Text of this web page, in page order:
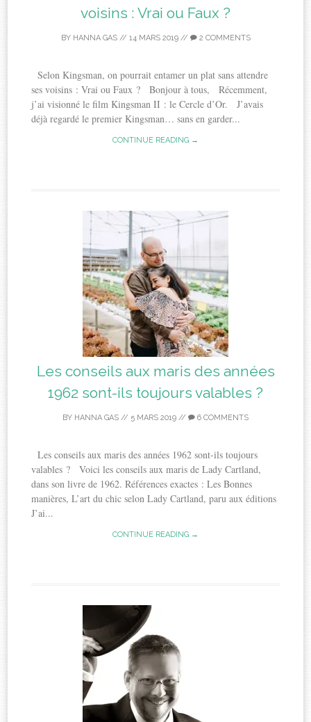
voisins : Vrai ou Faux ?
BY HANNA GAS// 14 MARS 2019// 2 COMMENTS
Selon Kingsman, on pourrait entamer un plat sans attendre
ses voisins : Vrai ou Faux ? Bonjour à tous, Récemment,
j’ai visionné le film Kingsman II : le Cercle d’Or. J’avais
déjà regardé le premier Kingsman… sans en garder...
CONTINUE READING →
Les conseils aux maris des années
1962 sont-ils toujours valables ?
BY HANNA GAS // 5 MARS 2019 // 6 COMMENTS
Les conseils aux maris des années 1962 sont-ils toujours
valables ? Voici les conseils aux maris de Lady Cartland,
dans son livre de 1962. Références exactes : Les Bonnes
manières, L’art du chic selon Lady Cartland, paru aux éditions
J’ai...
CONTINUE READING →